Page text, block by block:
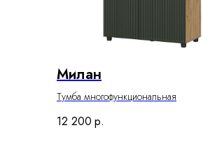
Милан
Тумба многофункциональная
12 200 р.